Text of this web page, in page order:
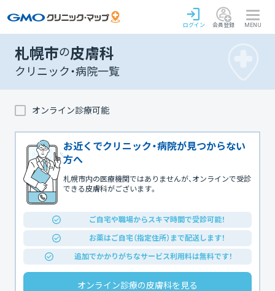
ログイン 会員登録 MENU
札幌市の皮膚科
クリニック・病院一覧
オンライン診療可能
お近くでクリニック・病院が見つからない
方へ
札幌市内の医療機関ではありませんが、オンラインで受診
できる皮膚科がございます。
ご自宅や職場からスキマ時間で受診可能！
お薬はご自宅（指定住所）まで配送します！
追加でかかりがちなサービス利用料は無料です！
オンライン診療の皮膚科を見る